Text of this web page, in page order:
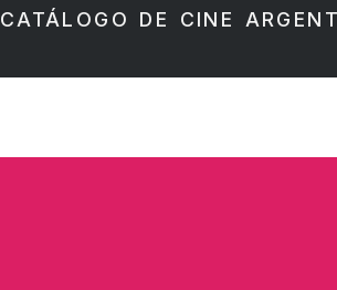
CATÁLOGO DE CINE